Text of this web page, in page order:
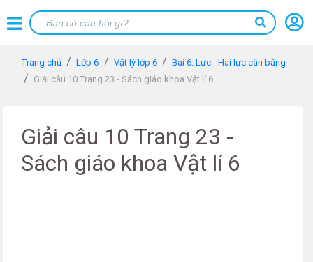
Trang chủ Lớp 6 Vật lý lớp 6
Bài 6. Lực - Hai lực cân bằng
Giải câu 10 Trang 23 - Sách giáo khoa Vật lí 6
Giải câu 10 Trang 23 -
Sách giáo khoa Vật lí 6